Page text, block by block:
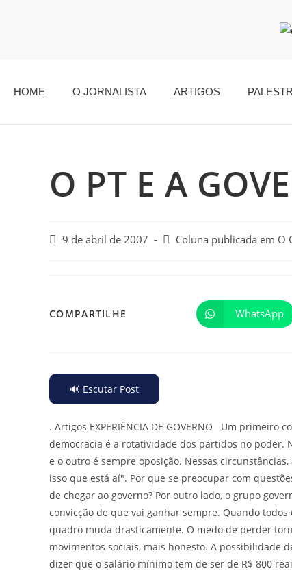
HOME O JORNALISTA ARTIGOS
O PT E A
9 de abril de 2007 Coluna publicada em O
COMPARTILHE WhatsApp
🔊 Escutar Post
. Artigos EXPERIÊNCIA DE GOVERNO Um
democracia é a rotatividade dos partidos no poder.
e o outro é sempre oposição. Nessas
isso que está aí". Por que se preocupar com
de chegar ao governo? Por outro lado, o grupo
convicção de que vai ganhar sempre. Quando
quadro muda drasticamente. O medo de perder
movimentos sociais, mais honesto. A possibilidade
dizer que o salário mínimo tem de ser de R$ 800